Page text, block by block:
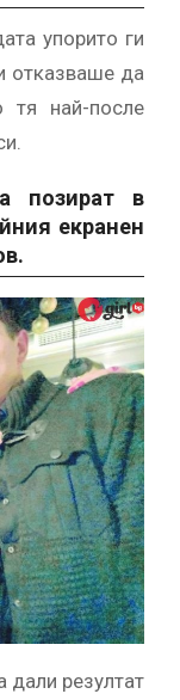
упорито ги
отказваше да
тя най-после
позират в
екранен
дали резултат